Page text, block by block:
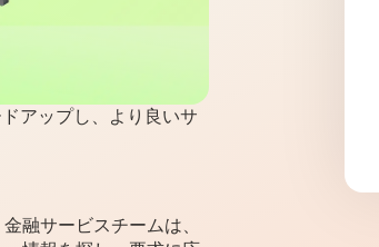
アップし、より良いサ
融サービスチームは、